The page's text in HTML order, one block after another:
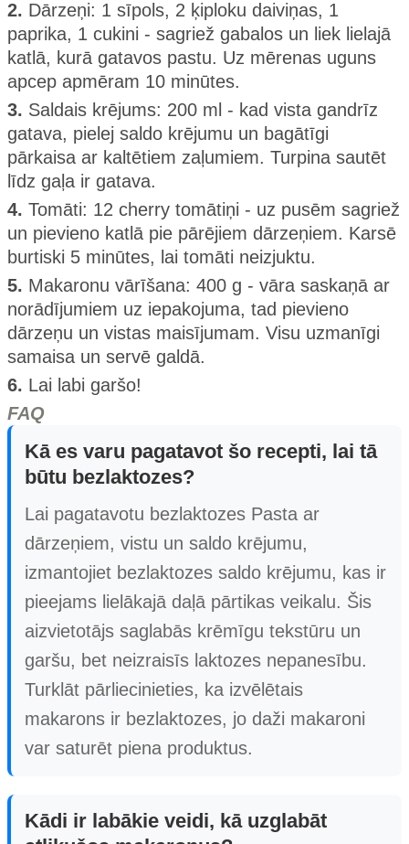
2. Dārzeņi: 1 sīpols, 2 ķiploku daiviņas, 1
paprika, 1 cukini - sagriež gabalos un liek lielajā
katlā, kurā gatavos pastu. Uz mērenas uguns
apcep apmēram 10 minūtes.
3. Saldais krējums: 200 ml - kad vista gandrīz
gatava, pielej saldo krējumu un bagātīgi
pārkaisa ar kaltētiem zaļumiem. Turpina sautēt
līdz gaļa ir gatava.
4. Tomāti: 12 cherry tomātiņi - uz pusēm sagriež
un pievieno katlā pie pārējiem dārzeņiem. Karsē
burtiski 5 minūtes, lai tomāti neizjuktu.
5. Makaronu vārīšana: 400 g - vāra saskaņā ar
norādījumiem uz iepakojuma, tad pievieno
dārzeņu un vistas maisījumam. Visu uzmanīgi
samaisa un servē galdā.
6. Lai labi garšo!
FAQ
Kā es varu pagatavot šo recepti, lai tā
būtu bezlaktozes?
Lai pagatavotu bezlaktozes Pasta ar
dārzeņiem, vistu un saldo krējumu,
izmantojiet bezlaktozes saldo krējumu, kas ir
pieejams lielākajā daļā pārtikas veikalu. Šis
aizvietotājs saglabās krēmīgu tekstūru un
garšu, bet neizraisīs laktozes nepanesību.
Turklāt pārliecinieties, ka izvēlētais
makarons ir bezlaktozes, jo daži makaroni
var saturēt piena produktus.
Kādi ir labākie veidi, kā uzglabāt